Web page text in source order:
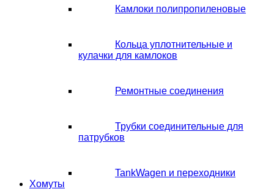
Камлоки полипропиленовые
Кольца уплотнительные и
кулачки для камлоков
Ремонтные соединения
Трубки соединительные для
патрубков
TankWagen и переходники
Хомуты